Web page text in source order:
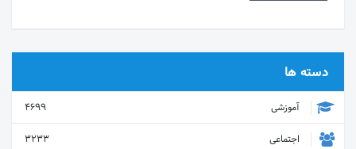
دسته ها
آموزشی
4699
اجتماعی
3233